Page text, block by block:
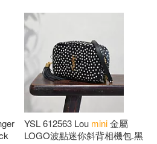
Larson(17)
YSL 612563 Lou mini金屬
LOGO波點迷你斜背相機包.黑